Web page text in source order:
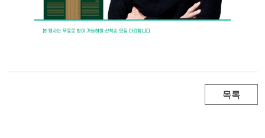
목록